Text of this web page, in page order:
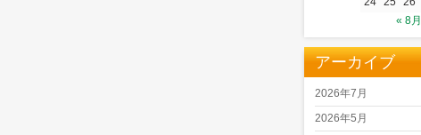
« 8月
アーカイブ
2026年7月
2026年5月